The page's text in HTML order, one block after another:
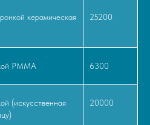
керамическая
25200
РММА 6300
(искусственная
20000